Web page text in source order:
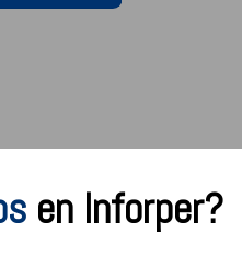
en Inforper?